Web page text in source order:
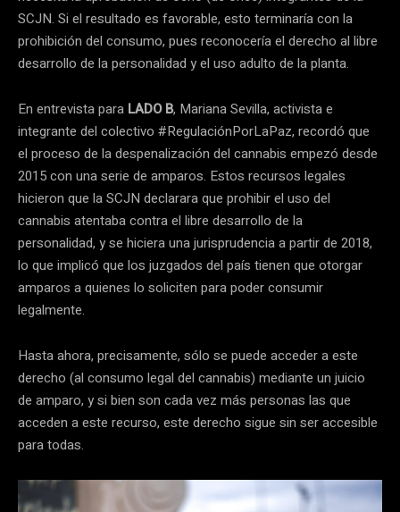
SCJN. Si el resultado es favorable, esto terminaría con la
prohibición del consumo, pues reconocería el derecho al libre
desarrollo de la personalidad y el uso adulto de la planta.
En entrevista para LADO B, Mariana Sevilla, activista e
integrante del colectivo #RegulaciónPorLaPaz, recordó que
el proceso de la despenalización del cannabis empezó desde
2015 con una serie de amparos. Estos recursos legales
hicieron que la SCJN declarara que prohibir el uso del
cannabis atentaba contra el libre desarrollo de la
personalidad, y se hiciera una jurisprudencia a partir de 2018,
lo que implicó que los juzgados del país tienen que otorgar
amparos a quienes lo soliciten para poder consumir
legalmente.
Hasta ahora, precisamente, sólo se puede acceder a este
derecho (al consumo legal del cannabis) mediante un juicio
de amparo, y si bien son cada vez más personas las que
acceden a este recurso, este derecho sigue sin ser accesible
para todas.